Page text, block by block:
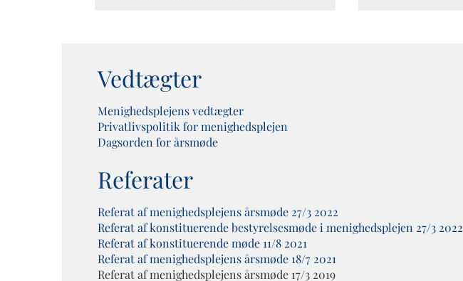
Vedtægter
Menighedsplejens vedtægter
Privatlivspolitik for menighedsplejen
Dagsorden for årsmøde
Referater
Referat af menighedsplejens årsmøde 27/3 2022
Referat af konstituerende bestyrelsesmøde i menighedsplejen 27/3 2022
Referat af konstituerende møde 11/8 2021
Referat af menighedsplejens årsmøde 18/7 2021
Referat af menighedsplejens årsmøde 17/3 2019